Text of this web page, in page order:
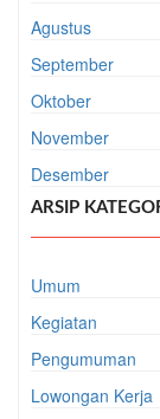
Agustus
September
Oktober
November
Desember
ARSIP
Umum
Kegiatan
Pengumuman
Lowongan Kerja